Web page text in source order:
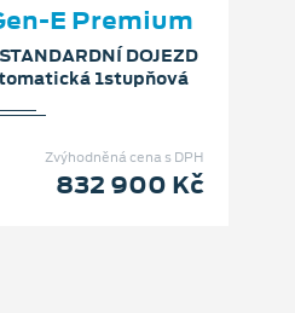
E Premium
DOJEZD
1stupňová
Zvýhodněná cena s DPH
832 900 Kč